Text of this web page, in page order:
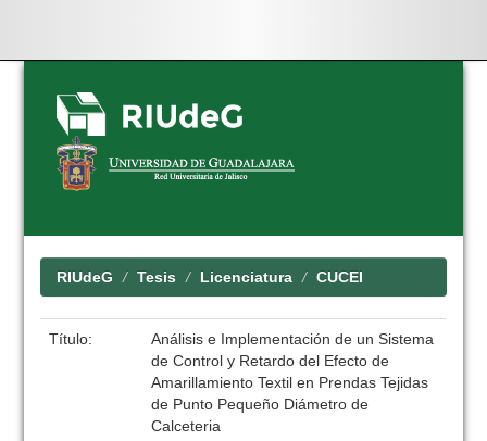
Skip
navigation
RIUdeG Tesis Licenciatura CUCEI
Título:
Análisis e Implementación de un Sistema
de Control y Retardo del Efecto de
Amarillamiento Textil en Prendas Tejidas
de Punto Pequeño Diámetro de
Calceteria